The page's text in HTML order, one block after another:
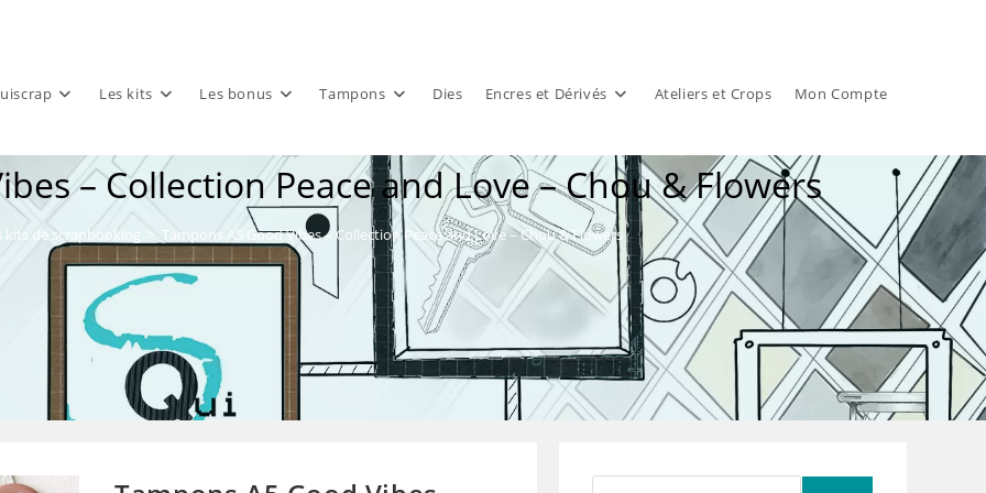
Les kits Les bonus Tampons Dies Encres et Dérivés Ateliers et Crops Mon Compte
– Collection Peace and Love – Chou & Flowers
kits de scrapbooking > Tampons A5 Good Vibes – Collection Peace and Love – Chou & Flowers